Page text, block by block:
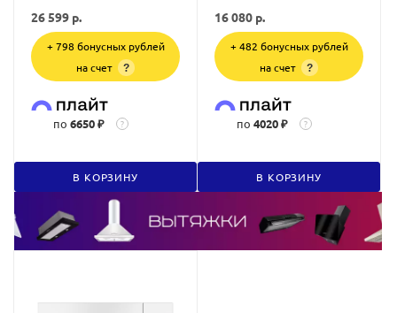
26 599 р.
+ 798 бонусных рублей
на счет
?
по 6650 ₽ ?
В КОРЗИНУ
16 080 р.
+ 482 бонусных рублей
на счет
?
по 4020 ₽ ?
В КОРЗИНУ